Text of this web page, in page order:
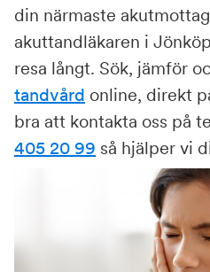
din närmaste
akuttandläkaren i
resa långt. Sök, jämför
tandvård online, direkt
bra att kontakta oss på
405 20 99 så hjälper vi